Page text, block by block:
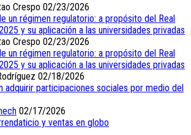
Crespo 02/23/2026
un régimen regulatorio: a propósito del Real
y su aplicación a las universidades privadas
Crespo 02/23/2026
un régimen regulatorio: a propósito del Real
y su aplicación a las universidades privadas
02/18/2026
adquirir participaciones sociales por medio del
02/17/2026
y ventas en globo